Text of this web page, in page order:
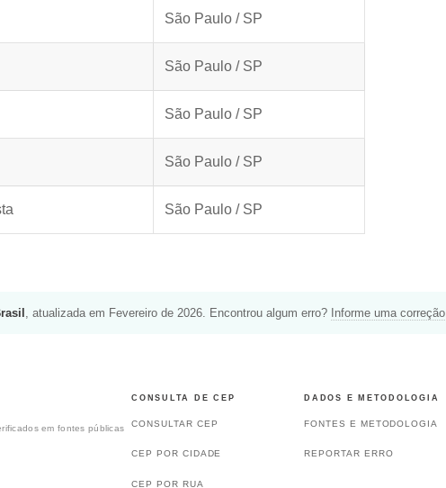
São Paulo / SP
São Paulo / SP
São Paulo / SP
São Paulo / SP
São Paulo / SP
, atualizada em Fevereiro de 2026. Encontrou algum erro? Informe uma correção
em fontes públicas
CONSULTA DE CEP
CONSULTAR CEP
CEP POR CIDADE
CEP POR RUA
DADOS E METODOLOGIA
FONTES E METODOLOGIA
REPORTAR ERRO